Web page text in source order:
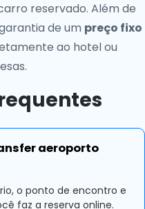
reservado. Além de
de um preço fixo
ao hotel ou
aeroporto
o ponto de encontro e
faz a reserva online.